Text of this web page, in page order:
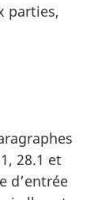
parties,
28.1 et
d’entrée